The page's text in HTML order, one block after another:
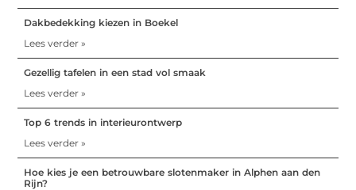
Dakbedekking kiezen in Boekel
Lees verder »
Gezellig tafelen in een stad vol smaak
Lees verder »
Top 6 trends in interieurontwerp
Lees verder »
Hoe kies je een betrouwbare slotenmaker in Alphen aan den
Rijn?